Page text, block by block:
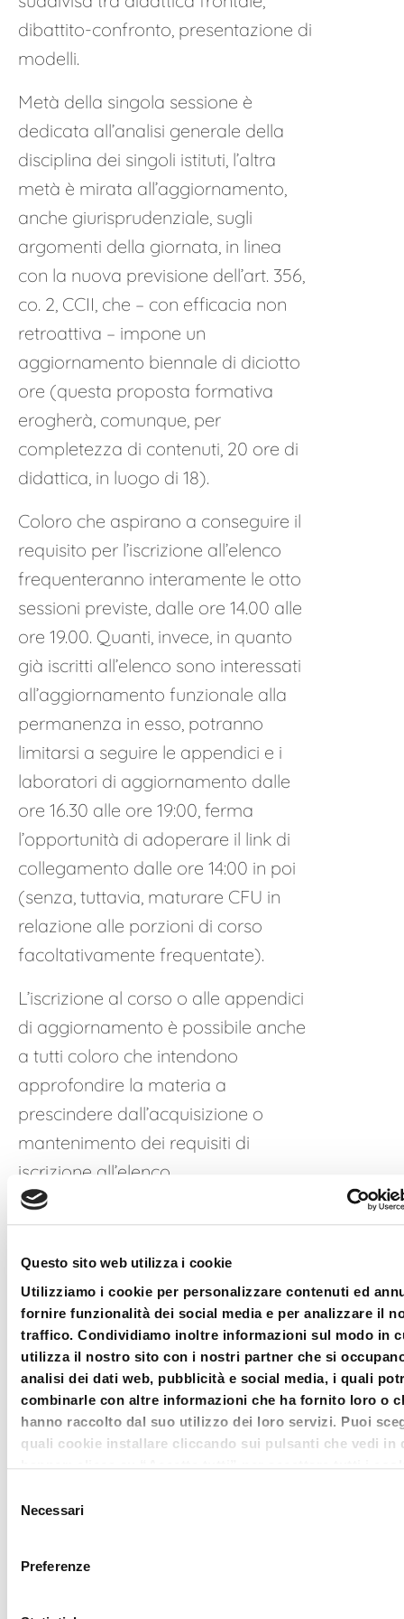
Questo sito web utilizza i cookie
Utilizziamo i cookie per personalizzare contenuti ed
fornire funzionalità dei social media e per analizzare il
traffico. Condividiamo inoltre informazioni sul modo in
utilizza il nostro sito con i nostri partner che si
analisi dei dati web, pubblicità e social media, i quali
combinarle con altre informazioni che ha fornito loro o
hanno raccolto dal suo utilizzo dei loro servizi. Puoi
quali cookie installare cliccando sui pulsanti che vedi in
che hai deciso di voler installare. Clicca su rifiuta o
merito ai cookie presenti su questo sito.
delNecessari
Preferenze
dibattito-confronto, presentazione di
modelli.
Metà della singola sessione è
dedicata all’analisi generale della
disciplina dei singoli istituti, l’altra
metà è mirata all’aggiornamento,
anche giurisprudenziale, sugli
argomenti della giornata, in linea
con la nuova previsione dell’art. 356,
co. 2, CCII, che – con efficacia non
retroattiva – impone un
aggiornamento biennale di diciotto
ore (questa proposta formativa
erogherà, comunque, per
completezza di contenuti, 20 ore di
didattica, in luogo di 18).
Coloro che aspirano a conseguire il
requisito per l’iscrizione all’elenco
frequenteranno interamente le otto
sessioni previste, dalle ore 14.00 alle
ore 19.00. Quanti, invece, in quanto
già iscritti all’elenco sono interessati
all’aggiornamento funzionale alla
permanenza in esso, potranno
limitarsi a seguire le appendici e i
laboratori di aggiornamento dalle
ore 16.30 alle ore 19:00, ferma
l’opportunità di adoperare il link di
collegamento dalle ore 14:00 in poi
(senza, tuttavia, maturare CFU in
relazione alle porzioni di corso
facoltativamente frequentate).
L’iscrizione al corso o alle appendici
di aggiornamento è possibile anche
a tutti coloro che intendono
approfondire la materia a
prescindere dall’acquisizione o
mantenimento dei requisiti di
iscrizione all’elenco.
È prevista la possibilità degli utenti di
relatori, formulando al loro indirizzo
quesiti e/o sollevando questioni
mediante apposita chat. Ilquestion
timesi svilupperà con il
coinvolgimento costante dei
componenti della Direzione
Scientifica diDiritto della
Fabianie
gratuitamente il proprio contributo, è